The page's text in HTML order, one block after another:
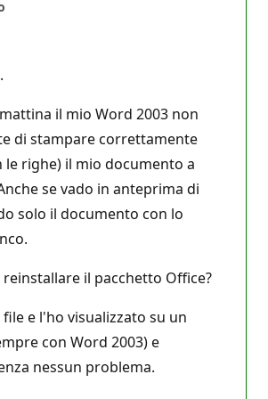
il mio Word 2003 non
di stampare correttamente
le righe) il mio documento a
se vado in anteprima di
solo il documento con lo
reinstallare il pacchetto Office?
e l'ho visualizzato su un
con Word 2003) e
nessun problema.